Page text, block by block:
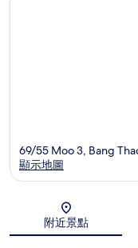
69/55 Moo 3, Bang
顯示地圖
附近景點